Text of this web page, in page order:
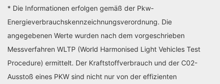
* Die Informationen erfolgen gemäß der Pkw-
Energieverbrauchskennzeichnungsverordnung. Die
angegebenen Werte wurden nach dem vorgeschrieben
Messverfahren WLTP (World Harmonised Light Vehicles Test
Procedure) ermittelt. Der Kraftstoffverbrauch und der C02-
Ausstoß eines PKW sind nicht nur von der effizienten